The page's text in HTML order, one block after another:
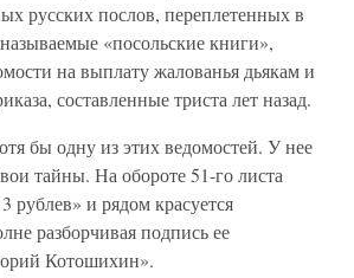
русских послов, переплетенных в
«посольские книги»,
на выплату жалованья дьякам и
составленные триста лет назад.
бы одну из этих ведомостей. У нее
тайны. На обороте 51-го листа
рублев» и рядом красуется
разборчивая подпись ее
Котошихин».